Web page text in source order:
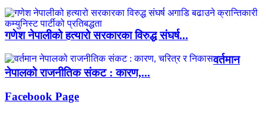
गणेश नेपालीको हत्यारो सरकारका विरुद्ध संघर्ष...
वर्तमान
नेपालको राजनीतिक संकट : कारण,...
Facebook Page